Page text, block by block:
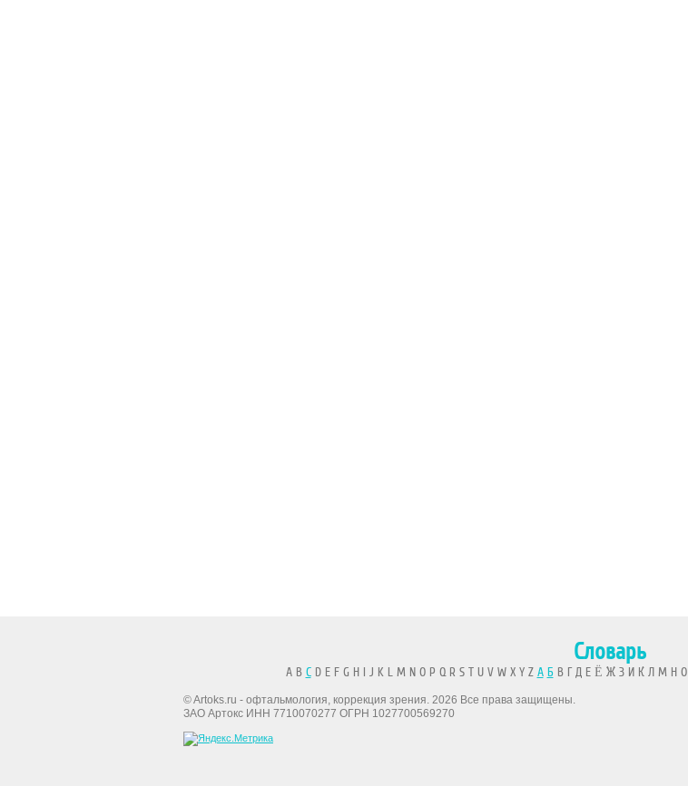
Словарь
A B CD E F G H I J K L M N O P Q R S T U V W X Y Z А БВ Г Д Е Ё Ж З И К Л М Н О
© Artoks.ru - офтальмология, коррекция зрения. 2026 Все права защищены.
ЗАО Артокс ИНН 7710070277 ОГРН 1027700569270